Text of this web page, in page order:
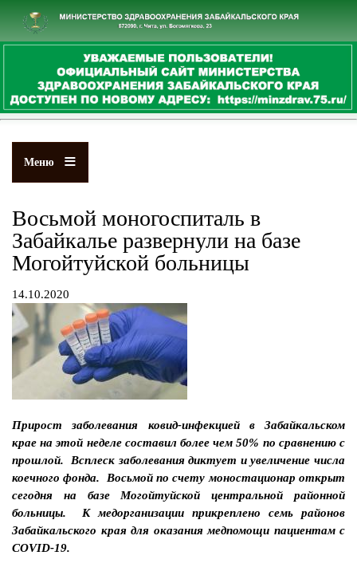
к
основному
содержанию
Меню
Восьмой моногоспиталь в
Забайкалье развернули на базе
Могойтуйской больницы
14.10.2020
Прирост заболевания ковид-инфекцией в Забайкальском
крае на этой неделе составил более чем 50% по сравнению с
прошлой. Всплеск заболевания диктует и увеличение числа
коечного фонда. Восьмой по счету моностационар открыт
сегодня на базе Могойтуйской центральной районной
больницы. К медорганизации прикреплено семь районов
Забайкальского края для оказания медпомощи пациентам с
COVID-19.